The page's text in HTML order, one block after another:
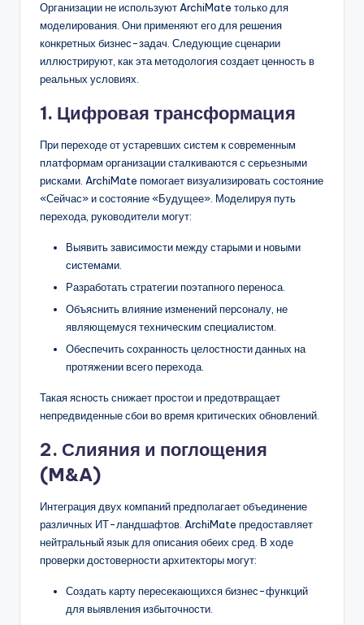
Организации не используют ArchiMate только для
моделирования. Они применяют его для решения
конкретных бизнес-задач. Следующие сценарии
иллюстрируют, как эта методология создает ценность в
реальных условиях.
1. Цифровая трансформация
При переходе от устаревших систем к современным
платформам организации сталкиваются с серьезными
рисками. ArchiMate помогает визуализировать состояние
«Сейчас» и состояние «Будущее». Моделируя путь
перехода, руководители могут:
Выявить зависимости между старыми и новыми
системами.
Разработать стратегии поэтапного переноса.
Объяснить влияние изменений персоналу, не
являющемуся техническим специалистом.
Обеспечить сохранность целостности данных на
протяжении всего перехода.
Такая ясность снижает простои и предотвращает
непредвиденные сбои во время критических обновлений.
2. Слияния и поглощения
(M&A)
Интеграция двух компаний предполагает объединение
различных ИТ-ландшафтов. ArchiMate предоставляет
нейтральный язык для описания обеих сред. В ходе
проверки достоверности архитекторы могут:
Создать карту пересекающихся бизнес-функций
для выявления избыточности.